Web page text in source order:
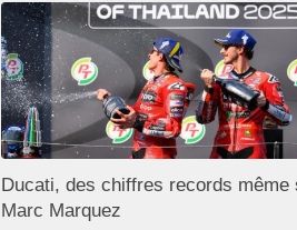
Ducati, des chiffres records même
Marc Marquez